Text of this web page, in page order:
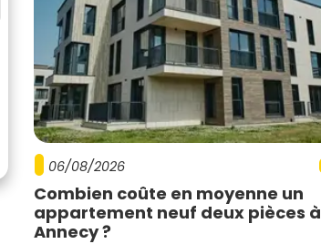
06/08/2026
Combien coûte en moyenne un
appartement neuf deux pièces à
Annecy ?